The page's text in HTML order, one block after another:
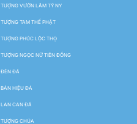
TƯỢNG VƯỜN LÂM TỲ NY
TƯỢNG TAM THẾ PHẬT
TƯỢNG PHÚC LỘC THỌ
TƯỢNG NGỌC NỮ TIÊN ĐỒNG
ĐÈN ĐÁ
BẢN HIỆU ĐÁ
LAN CAN ĐÁ
TƯỢNG CHÚA